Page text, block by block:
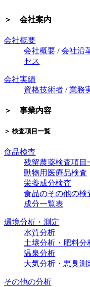
＞ 会社案内
会社概要
会社概要 /会社沿
セス
会社実績
資格技術者 /業務
＞ 事業内容
＞ 検査項目一覧
食品検査
残留農薬検査項目
動物用医療品検査
栄養成分検査
食品のその他の検
成分一覧表
環境分析・測定
水質分析
土壌分析・肥料分
温泉分析
大気分析・悪臭測
その他の分析